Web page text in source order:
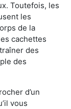
Toutefois, les
les
de la
cachettes
des
des
d’un
vous